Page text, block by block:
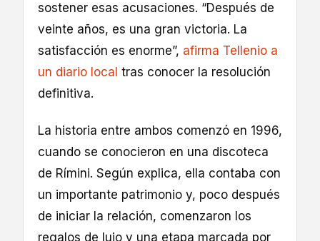
sostener esas acusaciones. “Después de
veinte años, es una gran victoria. La
satisfacción es enorme”, afirma Tellenio a
un diario local tras conocer la resolución
definitiva.
La historia entre ambos comenzó en 1996,
cuando se conocieron en una discoteca
de Rímini. Según explica, ella contaba con
un importante patrimonio y, poco después
de iniciar la relación, comenzaron los
regalos de lujo y una etapa marcada por